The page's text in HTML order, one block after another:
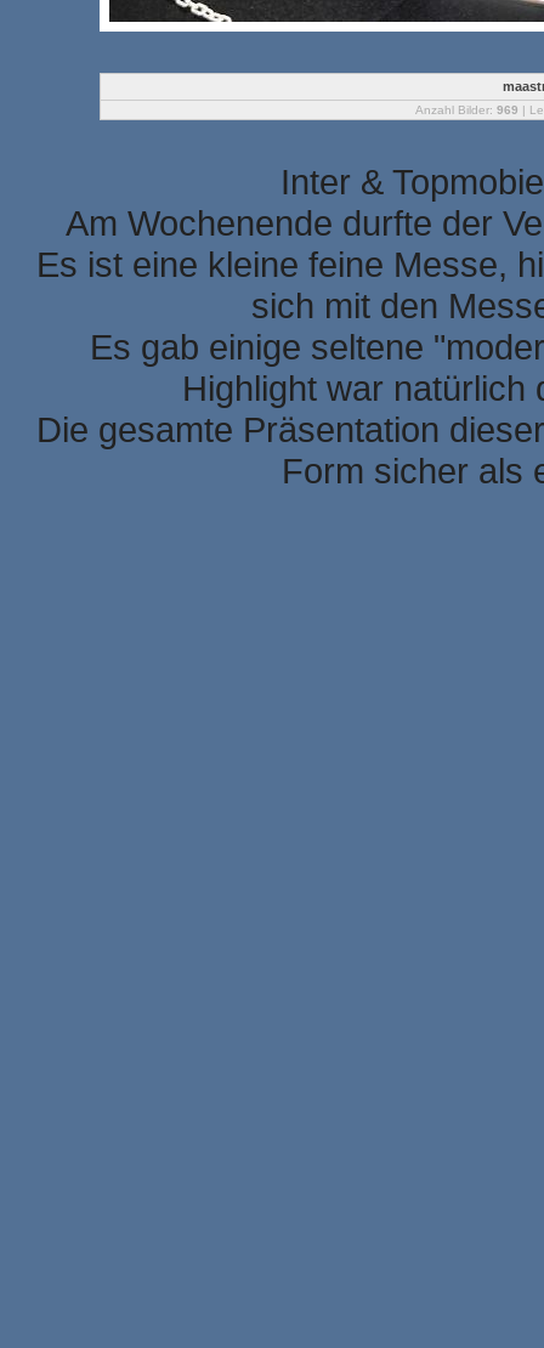
Anzahl Bilder: 969 |
Inter &
Am Wochenende durfte der
Es ist eine kleine feine Messe,
sich mit den
Es gab einige seltene
Highlight war natürlich
Die gesamte Präsentation
Form sicher als